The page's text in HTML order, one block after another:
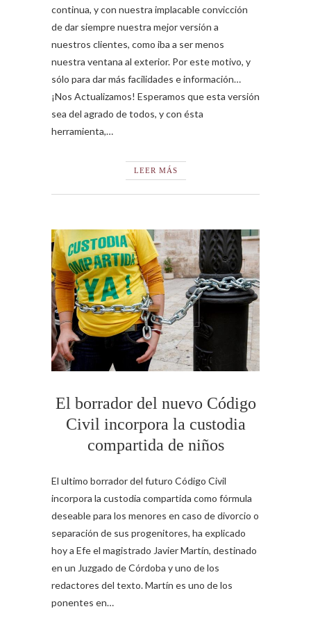
continua, y con nuestra implacable convicción
de dar siempre nuestra mejor versión a
nuestros clientes, como iba a ser menos
nuestra ventana al exterior. Por este motivo, y
sólo para dar más facilidades e información…
¡Nos Actualizamos! Esperamos que esta versión
sea del agrado de todos, y con ésta
herramienta,…
LEER MÁS
El borrador del nuevo Código
Civil incorpora la custodia
compartida de niños
El ultimo borrador del futuro Código Civil
incorpora la custodia compartida como fórmula
deseable para los menores en caso de divorcio o
separación de sus progenitores, ha explicado
hoy a Efe el magistrado Javier Martín, destinado
en un Juzgado de Córdoba y uno de los
redactores del texto. Martín es uno de los
ponentes en…